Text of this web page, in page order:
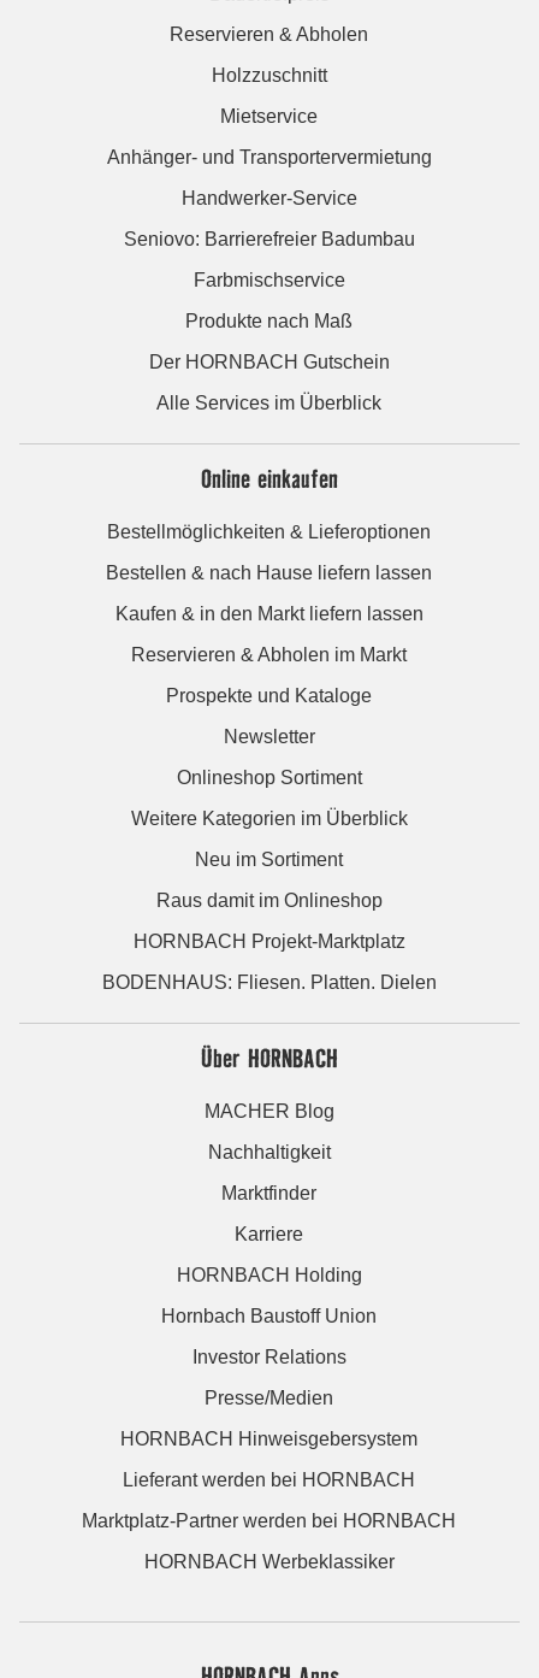
Reservieren & Abholen
Holzzuschnitt
Mietservice
Anhänger- und Transportervermietung
Handwerker-Service
Seniovo: Barrierefreier Badumbau
Farbmischservice
Produkte nach Maß
Der HORNBACH Gutschein
Alle Services im Überblick
Online einkaufen
Bestellmöglichkeiten & Lieferoptionen
Bestellen & nach Hause liefern lassen
Kaufen & in den Markt liefern lassen
Reservieren & Abholen im Markt
Prospekte und Kataloge
Newsletter
Onlineshop Sortiment
Weitere Kategorien im Überblick
Neu im Sortiment
Raus damit im Onlineshop
HORNBACH Projekt-Marktplatz
BODENHAUS: Fliesen. Platten. Dielen
Über HORNBACH
MACHER Blog
Nachhaltigkeit
Marktfinder
Karriere
HORNBACH Holding
Hornbach Baustoff Union
Investor Relations
Presse/Medien
HORNBACH Hinweisgebersystem
Lieferant werden bei HORNBACH
Marktplatz-Partner werden bei HORNBACH
HORNBACH Werbeklassiker